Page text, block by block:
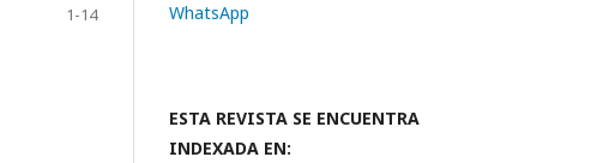
1-14
WhatsApp
ESTA REVISTA SE ENCUENTRA
INDEXADA EN: